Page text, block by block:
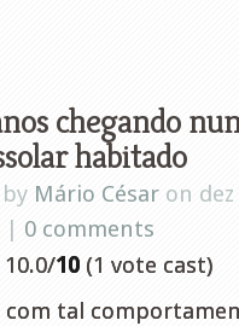
chegando
habitado
Mário César on
| 0 comments
10 (1 vote cast)
tal